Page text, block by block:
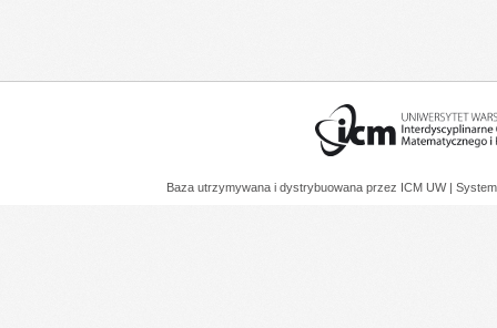
Baza utrzymywana i dystrybuowana przez ICM UW |